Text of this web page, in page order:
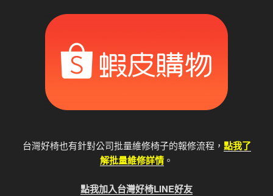
台灣好椅也有針對公司批量維修椅子的報修流程， 點我了
解批量維修詳情 。
點我加入台灣好椅LINE好友